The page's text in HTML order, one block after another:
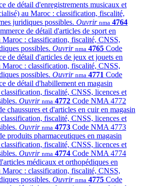
de détail d'enregistrements musicaux et
au Maroc : classification, fiscalité,
juridiques possibles. Ouvrir nma 4764
de détail d'articles de sport en
Maroc : classification, fiscalité, CNSS,
possibles. Ouvrir nma 4765 Code
de détail d'articles de jeux et jouets en
Maroc : classification, fiscalité, CNSS,
possibles. Ouvrir nma 4771 Code
de détail d'habillement en magasin
fiscalité, CNSS, licences et
Ouvrir nma 4772 Code NMA 4772
chaussures et d'articles en cuir en magasin
fiscalité, CNSS, licences et
Ouvrir nma 4773 Code NMA 4773
produits pharmaceutiques en magasin
fiscalité, CNSS, licences et
Ouvrir nma 4774 Code NMA 4774
médicaux et orthopédiques en
Maroc : classification, fiscalité, CNSS,
possibles. Ouvrir nma 4775 Code